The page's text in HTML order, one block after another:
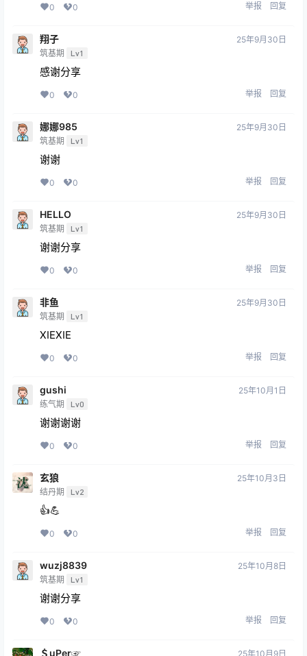
0 0 举报 回复
翔子
筑基期 Lv1
25年9月30日
感谢分享
0 0 举报 回复
娜娜985
筑基期 Lv1
25年9月30日
谢谢
0 0 举报 回复
HELLO
筑基期 Lv1
25年9月30日
谢谢分享
0 0 举报 回复
非鱼
筑基期 Lv1
25年9月30日
XIEXIE
0 0 举报 回复
gushi
练气期 Lv0
25年10月1日
谢谢谢谢
0 0 举报 回复
玄狼
结丹期 Lv2
25年10月3日
👍💪
0 0 举报 回复
wuzj8839
筑基期 Lv1
25年10月8日
谢谢分享
0 0 举报 回复
＄uΡer☞ 25年10月9日